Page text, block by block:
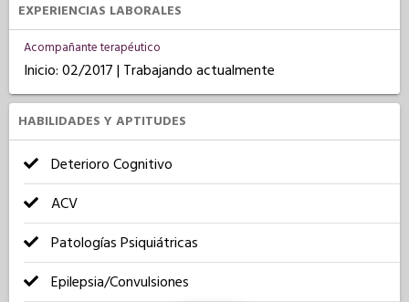
EXPERIENCIAS LABORALES
Acompañante terapéutico
Inicio: 02/2017 | Trabajando actualmente
HABILIDADES Y APTITUDES
Deterioro Cognitivo
ACV
Patologías Psiquiátricas
Epilepsia/Convulsiones